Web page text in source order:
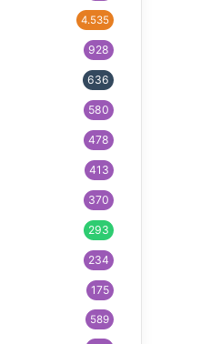
4.535
928
636
580
478
413
370
293
234
175
589